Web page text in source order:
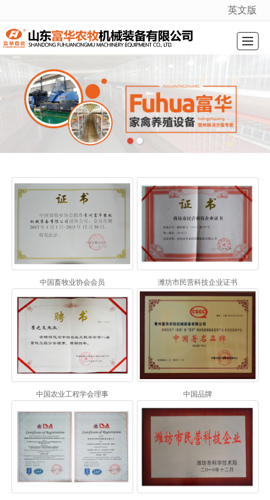
很遗憾，因您的浏览器版本过低导致无法获得最佳浏览体验，推荐下载安装谷歌浏览器！
英文版
关于我们 厂景厂貌
中国畜牧业协会会员 潍坊市民营科技企业证书
中国农业工程学会理事 中国品牌